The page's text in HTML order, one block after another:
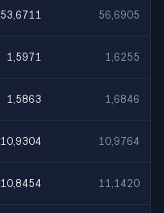
53,6711 56,6905
1,5971 1,6255
1,5863 1,6846
10,9304 10,9764
10,8454 11,1420